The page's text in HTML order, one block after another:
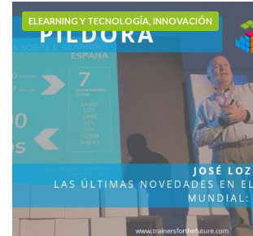
ELEARNING Y TECNOLOGÍA, INNOVACIÓN